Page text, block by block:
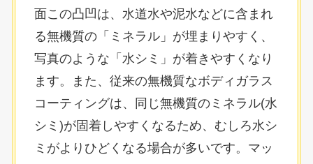
面この凸凹は、水道水や泥水などに含まれ
る無機質の「ミネラル」が埋まりやすく、
写真のような「水シミ」が着きやすくなり
ます。また、従来の無機質なボディガラス
コーティングは、同じ無機質のミネラル(水
シミ)が固着しやすくなるため、むしろ水シ
ミがよりひどくなる場合が多いです。マッ